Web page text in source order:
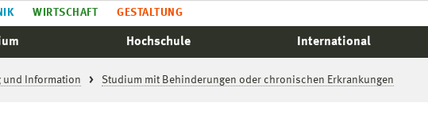
WIRTSCHAFT GESTALTUNG
Hochschule International
und Information Studium mit Behinderungen oder chronischen Erkrankungen